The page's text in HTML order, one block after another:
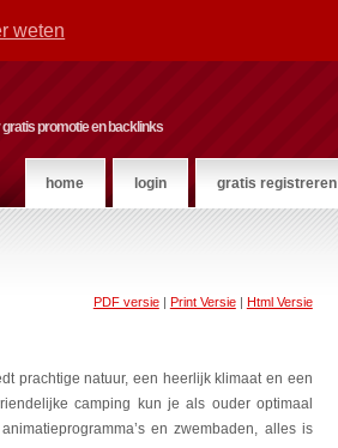
weten
gratis promotie en backlinks
home login gratis registreren
PDF versie| Print Versie| Html Versie
prachtige natuur, een heerlijk klimaat en een
camping kun je als ouder optimaal
en zwembaden, alles is